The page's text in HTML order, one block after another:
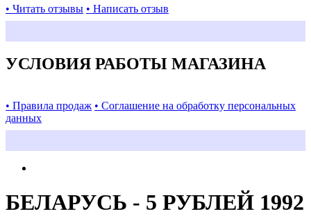
• Читать отзывы • Написать отзыв
УСЛОВИЯ РАБОТЫ МАГАЗИНА
• Правила продаж • Соглашение на обработку персональных
данных
БЕЛАРУСЬ - 5 РУБЛЕЙ 1992